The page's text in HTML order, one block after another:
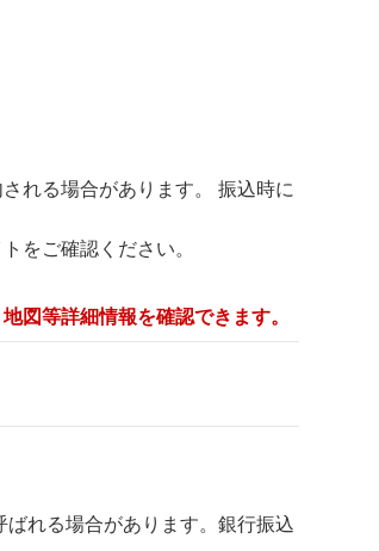
れる場合があります。 振込時に
をご確認ください。
図等詳細情報を確認できます。
れる場合があります。銀行振込